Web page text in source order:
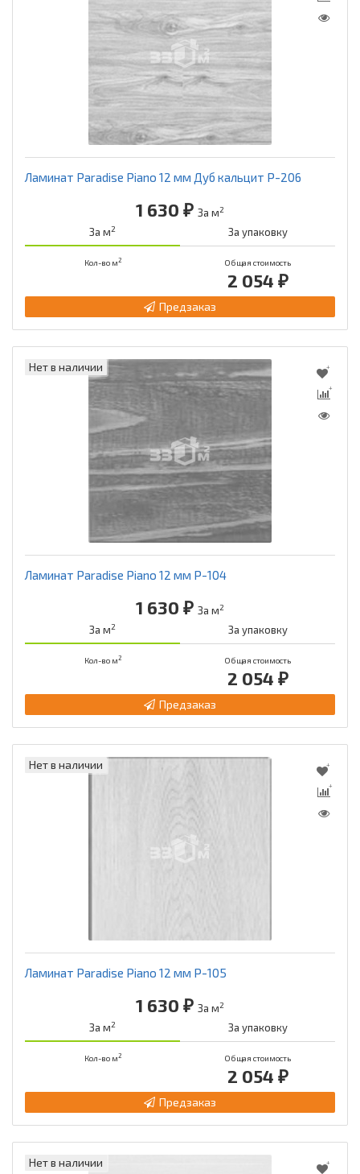
Ламинат Paradise Piano 12 мм Дуб кальцит Р-206
1 630 ₽ За м2
За м2 За упаковку
Кол-во м2 Общая стоимость
2 054 ₽
Предзаказ
Нет в наличии
Ламинат Paradise Piano 12 мм Р-104
1 630 ₽ За м2
За м2 За упаковку
Кол-во м2 Общая стоимость
2 054 ₽
Предзаказ
Нет в наличии
Ламинат Paradise Piano 12 мм Р-105
1 630 ₽ За м2
За м2 За упаковку
Кол-во м2 Общая стоимость
2 054 ₽
Предзаказ
Нет в наличии